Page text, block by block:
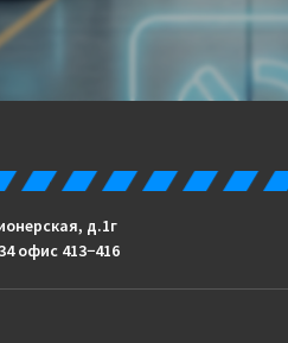
д.1г
офис 413−416